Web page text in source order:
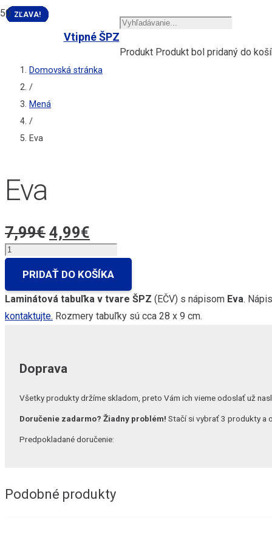
Vtipné ŠPZ
Produkt Produktbol pridaný do
Domovská stránka
/
Mená
/
Eva
Eva
7,99€ Pôvodná
cena
bola:
7,99€.
4,99€
cena
je:
4,99€.
množstvo
PRIDAŤ DO KOŠÍKA
Laminátová tabuľka v tvare ŠPZ (EČV) s nápisom Eva.
kontaktujte. Rozmery tabuľky sú cca 28 x 9 cm.
Doprava
Všetky produkty držíme skladom, preto Vám ich vieme odoslať už
Doručenie zadarmo? Žiadny problém! Stačí si vybrať 3 produkty a
Predpokladané doručenie:
Podobné produkty
ZĽAVA!
ZĽAVA!
ZĽAVA!
ZĽAVA!
ZĽAVA!
ZĽAVA!
ZĽAVA!
ZĽAVA!
ZĽAVA!
ZĽAVA!